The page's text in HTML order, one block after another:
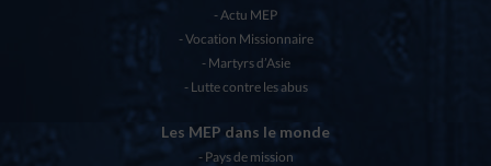
Actu MEP
Vocation Missionnaire
Martyrs d’Asie
Lutte contre les abus
Les MEP dans le monde
Pays de mission